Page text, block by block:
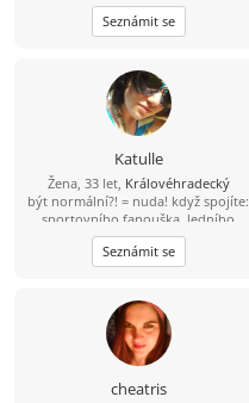
Seznámit se
Katulle
Žena, 33 let, Královéhradecký
být normální?! = nuda! když spojíte:
sportovního fanouška, ledního
medvěda a equalizer. Přikořeníte
špetkou estrogenu a lehčí mentální
labilitou, dostanete mě :) hledám
stereotypu dnešní doby, jsou samy
sebou se svymi názory. Rádi blbnou,
smějí se a jsou pro každou blbost -
prostě šílence jako jsem já :)
Seznámit se
cheatris